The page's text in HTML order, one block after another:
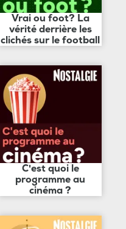
Vrai ou foot? La
vérité derrière les
clichés sur le football
C'est quoi le
programme au
cinéma ?